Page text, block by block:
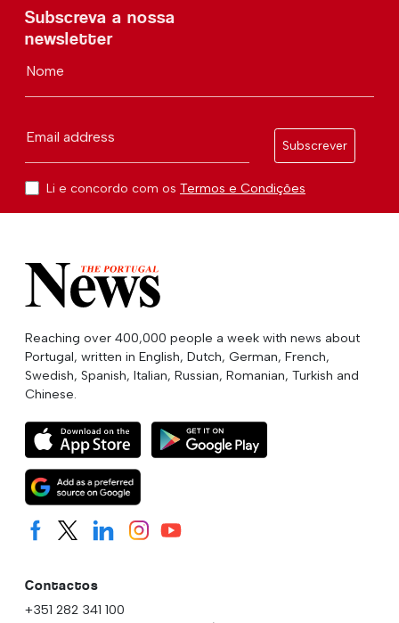
Subscreva a nossa
newsletter
Nome
Email address
Subscrever
Li e concordo com os Termos e Condições
Reaching over 400,000 people a week with news about
Portugal, written in English, Dutch, German, French,
Swedish, Spanish, Italian, Russian, Romanian, Turkish and
Chinese.
Contactos
+351 282 341 100